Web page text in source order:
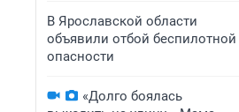
В Ярославской области
объявили отбой беспилотной
опасности
«Долго боялась